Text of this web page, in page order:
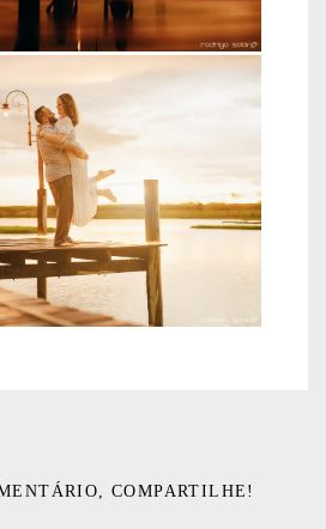
COMPARTILHE!